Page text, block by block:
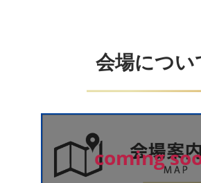
会場につい
coming